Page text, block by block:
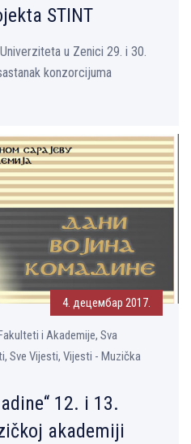
STINT
u Zenici 29. i 30.
konzorcijuma
4. децембар 2017.
i Akademije, Sva
Sve Vijesti, Vijesti - Muzička
12. i 13.
akademiji